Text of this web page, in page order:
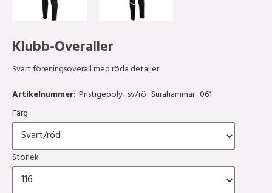
Klubb-Overaller
Svart föreningsoverall med röda detaljer
Artikelnummer: Pristigepoly_sv/rö_Surahammar_061
Färg
Storlek